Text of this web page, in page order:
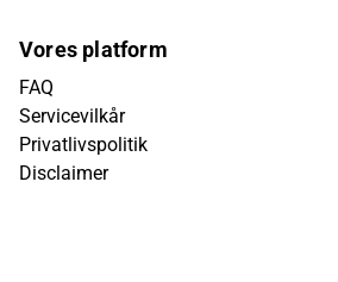
Vores platform
FAQ
Servicevilkår
Privatlivspolitik
Disclaimer